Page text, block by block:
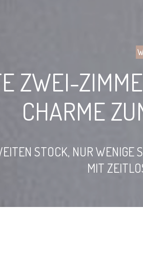
ZWEI-
CHARME
STOCK, NUR
MIT